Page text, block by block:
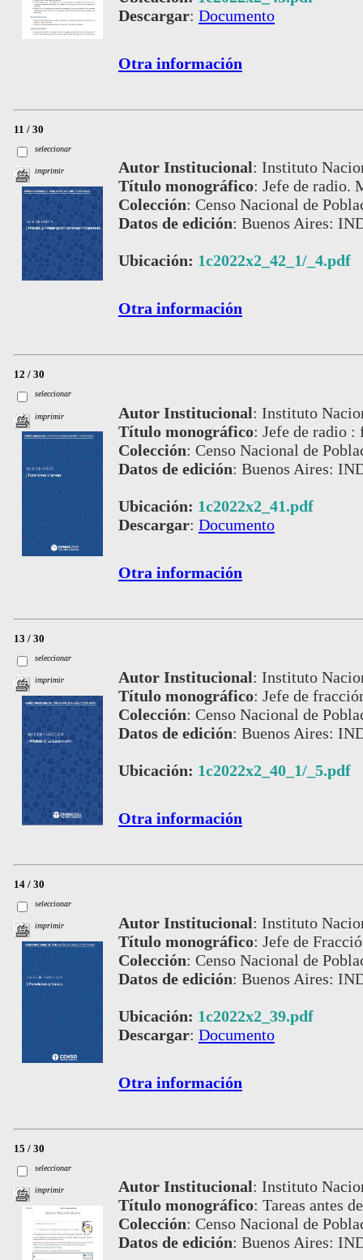
Descargar: Documento
Otra información
11 / 30
seleccionar
imprimir Autor Institucional: Instituto
Título monográfico: Jefe de radio.
Colección: Censo Nacional de
Datos de edición: Buenos Aires:
Ubicación: 1c2022x2_42_1/_4.pdf
Otra información
12 / 30
seleccionar
imprimir Autor Institucional: Instituto
Título monográfico: Jefe de radio :
Colección: Censo Nacional de
Datos de edición: Buenos Aires:
Ubicación: 1c2022x2_41.pdf
Descargar: Documento
Otra información
13 / 30
seleccionar
imprimir Autor Institucional: Instituto
Título monográfico: Jefe de
Colección: Censo Nacional de
Datos de edición: Buenos Aires:
Ubicación: 1c2022x2_40_1/_5.pdf
Otra información
14 / 30
seleccionar
imprimir Autor Institucional: Instituto
Título monográfico: Jefe de
Colección: Censo Nacional de
Datos de edición: Buenos Aires:
Ubicación: 1c2022x2_39.pdf
Descargar: Documento
Otra información
15 / 30
seleccionar
imprimir Autor Institucional: Instituto
Título monográfico: Tareas antes
Colección: Censo Nacional de
Datos de edición: Buenos Aires: